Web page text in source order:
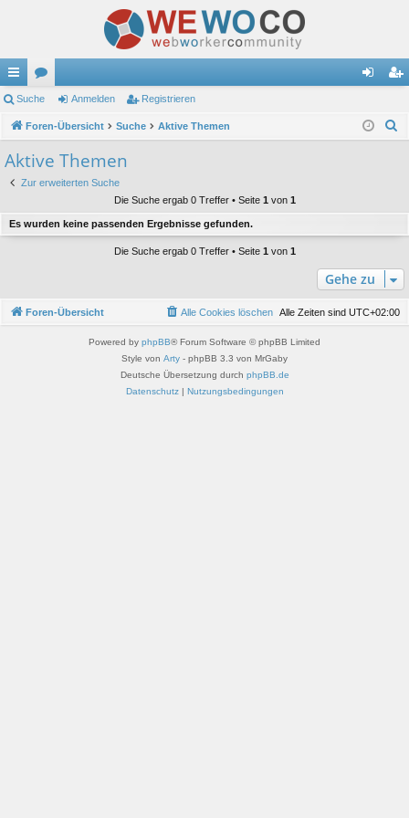
ch
ne
llz
ug
or
en m ist
Suche Anmelden Registrieren
Foren-Übersicht Suche Aktive Themen
Aktive Themen
Zur erweiterten Suche
Die Suche ergab 0 Treffer • Seite 1 von 1
Es wurden keine passenden Ergebnisse gefunden.
Die Suche ergab 0 Treffer • Seite 1 von 1
Gehe zu
Foren-Übersicht Alle Zeiten sind UTC+02:00
Alle Cookies löschen
Powered by phpBB® Forum Software © phpBB Limited
Style von Arty - phpBB 3.3 von MrGaby
Deutsche Übersetzung durch phpBB.de
Datenschutz| Nutzungsbedingungen